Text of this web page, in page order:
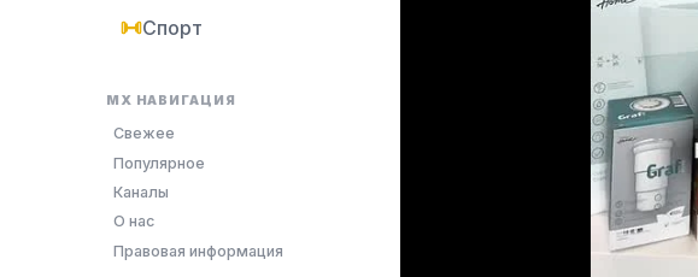
Спорт
MX НАВИГАЦИЯ
Свежее
Популярное
Каналы
О нас
Правовая информация